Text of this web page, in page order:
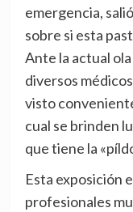
emergencia,
sobre si esta
Ante la actual
diversos
visto
cual se brinden
que tiene la
Esta exposición
profesionales